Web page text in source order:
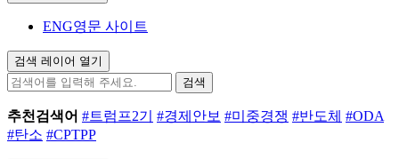
ENG영문 사이트
검색 레이어 열기
검색
추천검색어 #트럼프2기 #경제안보 #미중경쟁 #반도체 #ODA
#탄소 #CPTPP